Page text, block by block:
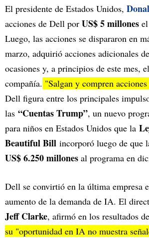
El presidente de Estados Unidos,
acciones de Dell por US$ 5 millones
Luego, las acciones se dispararon en
marzo, adquirió acciones adicionales
ocasiones y, a principios de este mes,
compañía. "Salgan y compren
Dell figura entre los principales
las “Cuentas Trump”, un nuevo
para niños en Estados Unidos que la
Beautiful Bill incorporó luego de que
US$ 6.250 millones al programa en
Dell se convirtió en la última empresa
aumento de la demanda de IA. El
Jeff Clarke, afirmó en los resultados
su "oportunidad en IA no muestra